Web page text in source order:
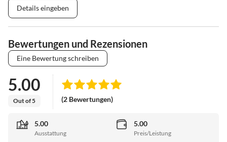
Details eingeben
Bewertungen und Rezensionen
Eine Bewertung schreiben
5.00
Out of 5 (2 Bewertungen)
5.00
Ausstattung
5.00
Preis/Leistung